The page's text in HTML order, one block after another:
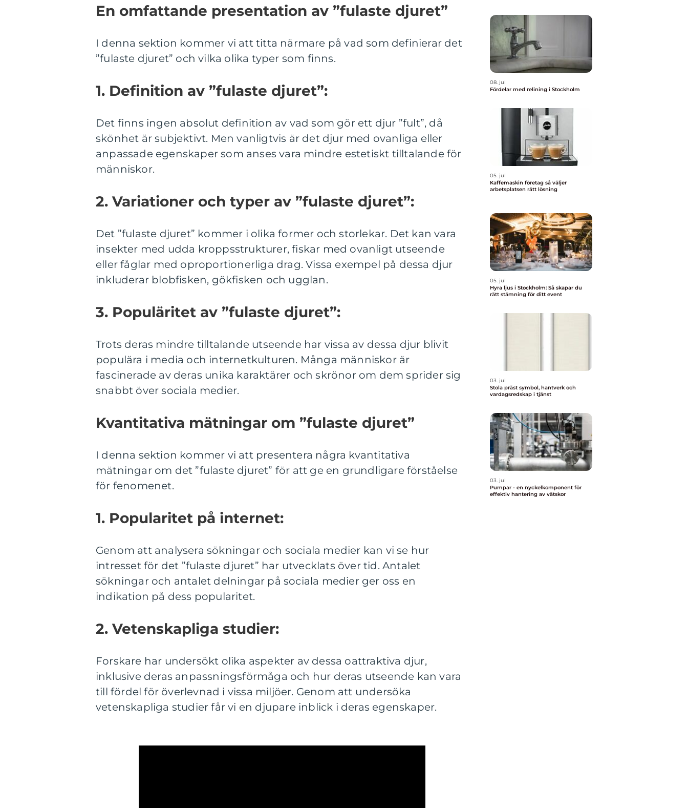
En omfattande presentation av ”fulaste djuret”
I denna sektion kommer vi att titta närmare på vad som definierar det
”fulaste djuret” och vilka olika typer som finns.
1. Definition av ”fulaste djuret”:
Det finns ingen absolut definition av vad som gör ett djur ”fult”, då
skönhet är subjektivt. Men vanligtvis är det djur med ovanliga eller
anpassade egenskaper som anses vara mindre estetiskt tilltalande för
människor.
2. Variationer och typer av ”fulaste djuret”:
Det ”fulaste djuret” kommer i olika former och storlekar. Det kan vara
insekter med udda kroppsstrukturer, fiskar med ovanligt utseende
eller fåglar med oproportionerliga drag. Vissa exempel på dessa djur
inkluderar blobfisken, gökfisken och ugglan.
3. Populäritet av ”fulaste djuret”:
Trots deras mindre tilltalande utseende har vissa av dessa djur blivit
populära i media och internetkulturen. Många människor är
fascinerade av deras unika karaktärer och skrönor om dem sprider sig
snabbt över sociala medier.
Kvantitativa mätningar om ”fulaste djuret”
I denna sektion kommer vi att presentera några kvantitativa
mätningar om det ”fulaste djuret” för att ge en grundligare förståelse
för fenomenet.
1. Popularitet på internet:
Genom att analysera sökningar och sociala medier kan vi se hur
intresset för det ”fulaste djuret” har utvecklats över tid. Antalet
sökningar och antalet delningar på sociala medier ger oss en
indikation på dess popularitet.
2. Vetenskapliga studier:
Forskare har undersökt olika aspekter av dessa oattraktiva djur,
inklusive deras anpassningsförmåga och hur deras utseende kan vara
till fördel för överlevnad i vissa miljöer. Genom att undersöka
vetenskapliga studier får vi en djupare inblick i deras egenskaper.
08. jul
Fördelar med relining i Stockholm
05. jul
Kaffemaskin företag så väljer
arbetsplatsen rätt lösning
05. jul
Hyra ljus i Stockholm: Så skapar du
rätt stämning för ditt event
03. jul
Stola präst symbol, hantverk och
vardagsredskap i tjänst
03. jul
Pumpar - en nyckelkomponent för
effektiv hantering av vätskor